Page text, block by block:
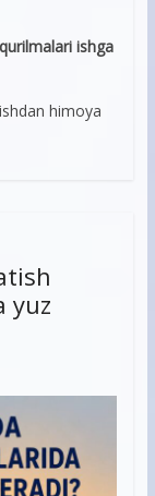
ishga
himoya
yuz